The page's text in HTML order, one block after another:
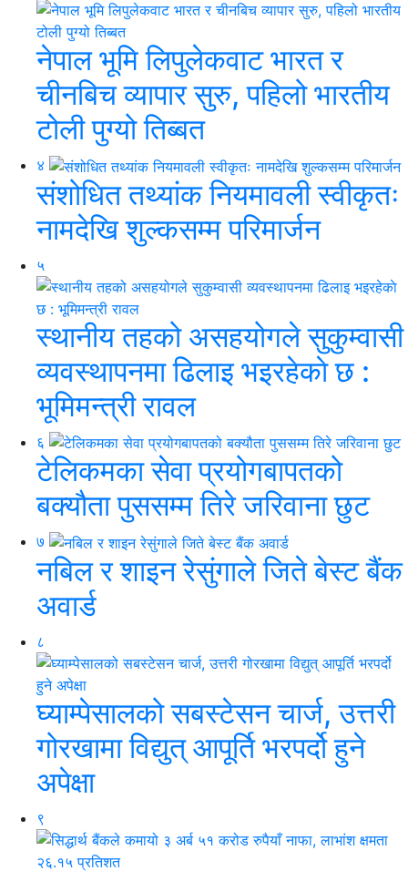
नेपाल भूमि लिपुलेकवाट भारत र
चीनबिच व्यापार सुरु, पहिलो भारतीय
टोली पुग्यो तिब्बत
४
संशोधित तथ्यांक नियमावली स्वीकृतः
नामदेखि शुल्कसम्म परिमार्जन
५
स्थानीय तहको असहयोगले सुकुम्वासी
व्यवस्थापनमा ढिलाइ भइरहेकाे छ :
भूमिमन्त्री रावल
६
टेलिकमका सेवा प्रयोगबापतको
बक्यौता पुससम्म तिरे जरिवाना छुट
७
नबिल र शाइन रेसुंगाले जिते बेस्ट बैंक
अवार्ड
८
घ्याम्पेसालको सबस्टेसन चार्ज, उत्तरी
गोरखामा विद्युत् आपूर्ति भरपर्दो हुने
अपेक्षा
९